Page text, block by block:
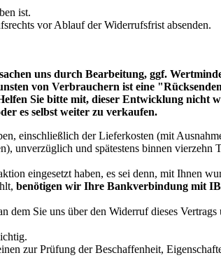
ist.
vor Ablauf der Widerrufsfrist absenden.
uns durch Bearbeitung, ggf.
von Verbrauchern ist eine
Sie bitte mit, dieser Entwicklung nicht
es selbst weiter zu verkaufen.
einschließlich der Lieferkosten (mit
unverzüglich und spätestens binnen
eingesetzt haben, es sei denn, mit Ihnen
benötigen wir Ihre Bankverbindung mit
Sie uns über den Widerruf dieses
zur Prüfung der Beschaffenheit,